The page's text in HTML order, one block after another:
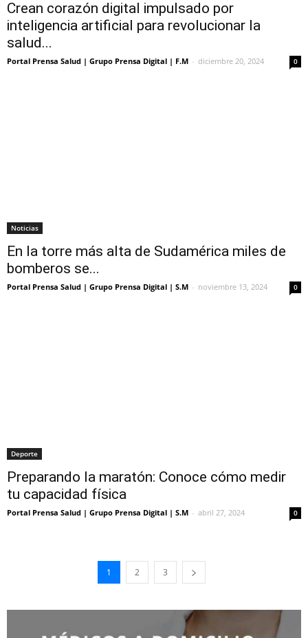
Crean corazón digital impulsado por
inteligencia artificial para revolucionar la
salud...
Portal Prensa Salud | Grupo Prensa Digital | F.M - diciembre 20, 2024 0
Noticias
En la torre más alta de Sudamérica miles de
bomberos se...
Portal Prensa Salud | Grupo Prensa Digital | S.M - noviembre 13, 2024 0
Deporte
Preparando la maratón: Conoce cómo medir
tu capacidad física
Portal Prensa Salud | Grupo Prensa Digital | S.M - abril 27, 2024 0
1 2 3